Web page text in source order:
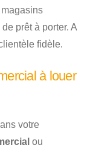
prêt à porter. A
fidèle.
à louer
votre
ou